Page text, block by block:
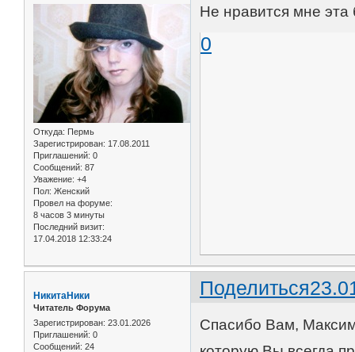
Откуда: Пермь
Зарегистрирован: 17.08.2011
Приглашений: 0
Сообщений: 87
Уважение: +4
Пол: Женский
Провел на форуме:
8 часов 3 минуты
Последний визит:
17.04.2018 12:33:24
Не нравится мне эта
0
Поделиться
НикитаНики
Читатель Форума
Зарегистрирован: 23.01.2026
Приглашений: 0
Сообщений: 24
Спасибо Вам,